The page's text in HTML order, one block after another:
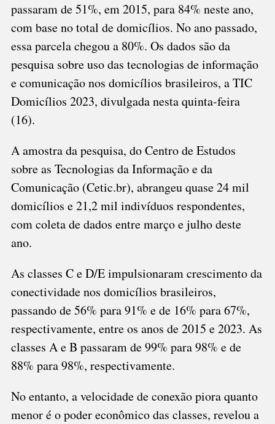
passaram de 51%, em 2015, para 84% neste ano,
com base no total de domicílios. No ano passado,
essa parcela chegou a 80%. Os dados são da
pesquisa sobre uso das tecnologias de informação
e comunicação nos domicílios brasileiros, a TIC
Domicílios 2023, divulgada nesta quinta-feira
(16).
A amostra da pesquisa, do Centro de Estudos
sobre as Tecnologias da Informação e da
Comunicação (Cetic.br), abrangeu quase 24 mil
domicílios e 21,2 mil indivíduos respondentes,
com coleta de dados entre março e julho deste
ano.
As classes C e D/E impulsionaram crescimento da
conectividade nos domicílios brasileiros,
passando de 56% para 91% e de 16% para 67%,
respectivamente, entre os anos de 2015 e 2023. As
classes A e B passaram de 99% para 98% e de
88% para 98%, respectivamente.
No entanto, a velocidade de conexão piora quanto
menor é o poder econômico das classes, revelou a